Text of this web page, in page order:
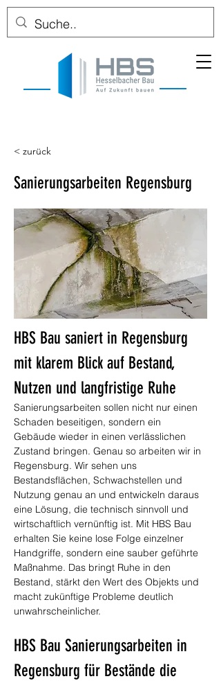
< zurück
Sanierungsarbeiten Regensburg
HBS Bau saniert in Regensburg
mit klarem Blick auf Bestand,
Nutzen und langfristige Ruhe
Sanierungsarbeiten sollen nicht nur einen
Schaden beseitigen, sondern ein
Gebäude wieder in einen verlässlichen
Zustand bringen. Genau so arbeiten wir in
Regensburg. Wir sehen uns
Bestandsflächen, Schwachstellen und
Nutzung genau an und entwickeln daraus
eine Lösung, die technisch sinnvoll und
wirtschaftlich vernünftig ist. Mit HBS Bau
erhalten Sie keine lose Folge einzelner
Handgriffe, sondern eine sauber geführte
Maßnahme. Das bringt Ruhe in den
Bestand, stärkt den Wert des Objekts und
macht zukünftige Probleme deutlich
unwahrscheinlicher.
HBS Bau Sanierungsarbeiten in
Regensburg für Bestände die